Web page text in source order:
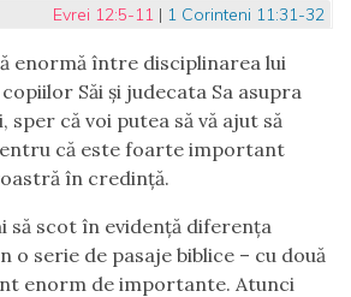
Evrei 12:5-11 | 1 Corinteni 11:31-32
enormă între disciplinarea lui
Săi și judecata Sa asupra
sper că voi putea să vă ajut să
că este foarte important
în credință.
să scot în evidență diferența
o serie de pasaje biblice – cu două
enorm de importante. Atunci